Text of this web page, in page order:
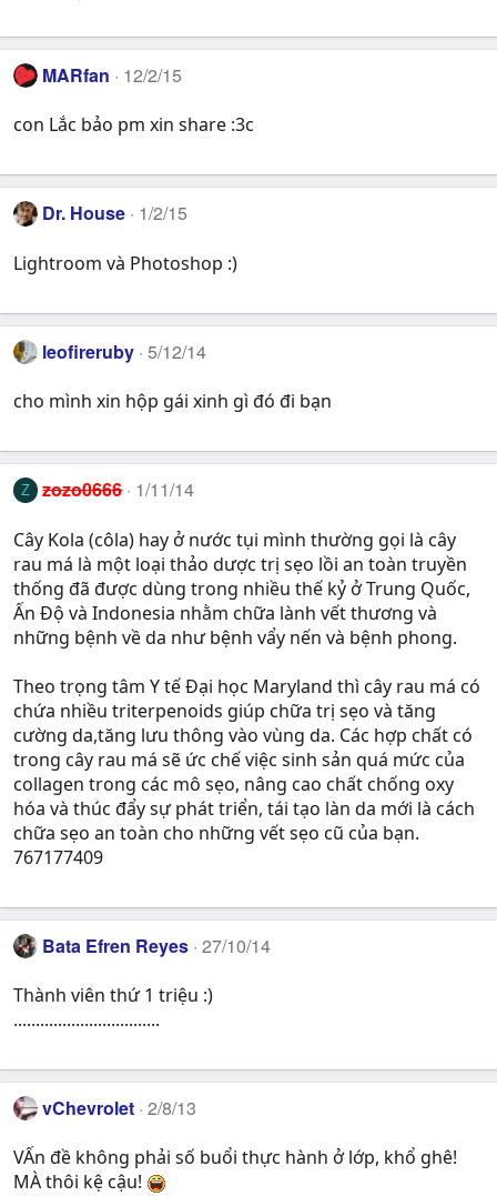
MARfan 12/2/15
con Lắc bảo pm xin share :3c
Dr. House 1/2/15
Lightroom và Photoshop :)
leofireruby 5/12/14
cho mình xin hộp gái xinh gì đó đi bạn
Z zozo0666 1/11/14
Cây Kola (côla) hay ở nước tụi mình thường gọi là cây
rau má là một loại thảo dược trị sẹo lồi an toàn truyền
thống đã được dùng trong nhiều thế kỷ ở Trung Quốc,
Ấn Độ và Indonesia nhằm chữa lành vết thương và
những bệnh về da như bệnh vẩy nến và bệnh phong.
Theo trọng tâm Y tế Đại học Maryland thì cây rau má có
chứa nhiều triterpenoids giúp chữa trị sẹo và tăng
cường da,tăng lưu thông vào vùng da. Các hợp chất có
trong cây rau má sẽ ức chế việc sinh sản quá mức của
collagen trong các mô sẹo, nâng cao chất chống oxy
hóa và thúc đẩy sự phát triển, tái tạo làn da mới là cách
chữa sẹo an toàn cho những vết sẹo cũ của bạn.
767177409
Bata Efren Reyes 27/10/14
Thành viên thứ 1 triệu :)
.................................
vChevrolet 2/8/13
VẤn đề không phải số buổi thực hành ở lớp, khổ ghê!
MÀ thôi kệ cậu!